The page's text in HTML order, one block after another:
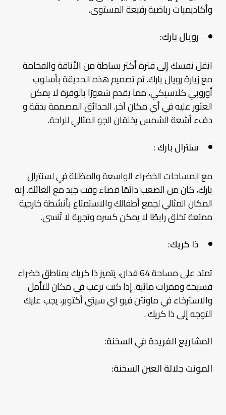
وأكاديميات رياضية رفيعة المستوى.
رويال بارك:
انقل نفسك إلى فترة أكثر بساطة من الأناقة والفخامة
مع زيارة رويال بارك. تم تصميم هذه الحديقة بأسلوب
أوروبي كلاسيكي، مما يقدم شعورًا بالوفرة لا يمكن
العثور عليه في أي مكان آخر. الحدائق المصممة بدقة و
دفء أشعة الشمس يخلقان الجو المثالي للراحة.
سنترال بارك :
مع المساحات الخضراء الواسعة والمظللة في لسنترال
بارك، كان من الصعب دائمًا قضاء وقت جيد مع العائلة. إنه
المكان المثالي لجمع أطفالك والاستمتاع بأنشطة خارجية
ممتعة تخلق رابطًا لا يمكن كسره وتجربة لا تُنسى.
ذا كريك:
تمتد على مساحة 64 فدان، يتميز ذا كريك بمناطق خضراء
فسيحة وممرات مائية. إذا كنت ترغب في مكان للتأمل
والاسترخاء في ماونتن فيو اي سيتي أكتوبر، يجب عليك
التوجه إلى ذا كريك .
المشاريع الفريدة في السخنة:
المونت جلالة العين السخنة: